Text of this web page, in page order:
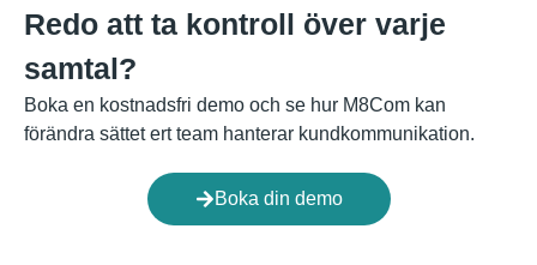
Redo att ta kontroll över varje
samtal?
Boka en kostnadsfri demo och se hur M8Com kan
förändra sättet ert team hanterar kundkommunikation.
Boka din demo